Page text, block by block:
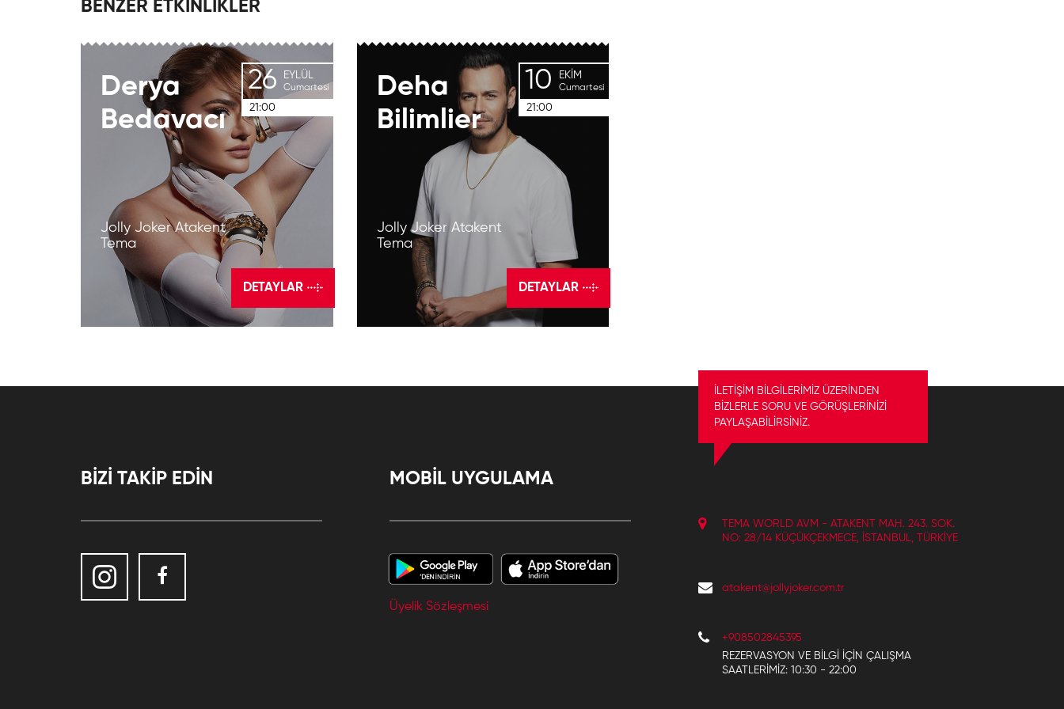
BENZER ETKİNLİKLER
Derya
Bedavacı
Jolly Joker Atakent
Tema
26 EYLÜL
Cumartesi
21:00
DETAYLAR
Deha
Bilimlier
Jolly Joker Atakent
Tema
10 EKIM
Cumartesi
21:00
DETAYLAR
BİZİ TAKİP EDİN MOBİL UYGULAMA
Üyelik Sözleşmesi
İLETİŞİM BİLGİLERİMİZ ÜZERİNDEN
BİZLERLE SORU VE GÖRÜŞLERİNİZİ
PAYLAŞABİLİRSİNİZ.
TEMA WORLD AVM - ATAKENT MAH. 243. SOK.
NO: 28/14 KÜÇÜKÇEKMECE, İSTANBUL, TÜRKIYE
atakent@jollyjoker.com.tr
+908502845395
REZERVASYON VE BILGI IÇIN ÇALIŞMA
SAATLERIMIZ: 10:30 - 22:00